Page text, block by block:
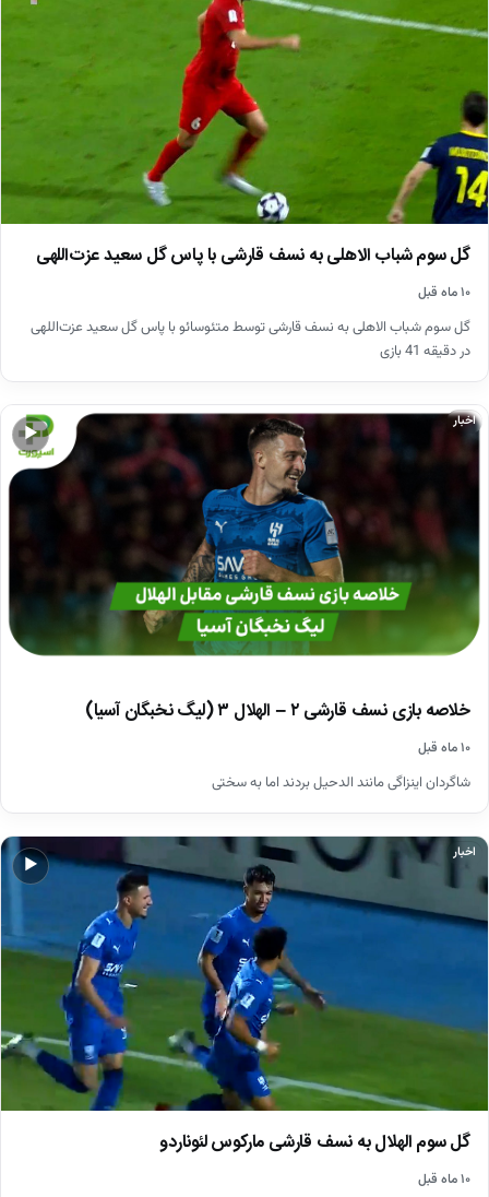
گل سوم شباب الاهلی به نسف قارشی با پاس گل سعید عزت‌اللهی
۱۰ ماه قبل
گل سوم شباب الاهلی به نسف قارشی توسط متئوسائو با پاس گل سعید عزت‌اللهی
در دقیقه 41 بازی
▶
اخبار
خلاصه بازی نسف قارشی ۲ – الهلال ۳ (لیگ نخبگان آسیا)
۱۰ ماه قبل
شاگردان اینزاگی مانند الدحیل بردند اما به سختی
▶
اخبار
گل سوم الهلال به نسف قارشی مارکوس لئوناردو
۱۰ ماه قبل